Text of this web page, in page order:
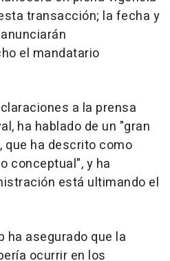
transacción; la fecha y
el mandatario
a la prensa
ha hablado de un "gran
que ha descrito como
conceptual", y ha
está ultimando el
ha asegurado que la
ocurrir en los